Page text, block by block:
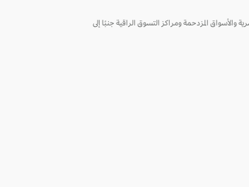
المزدحمة ومراكز التسوق الراقية جنبًا إلى